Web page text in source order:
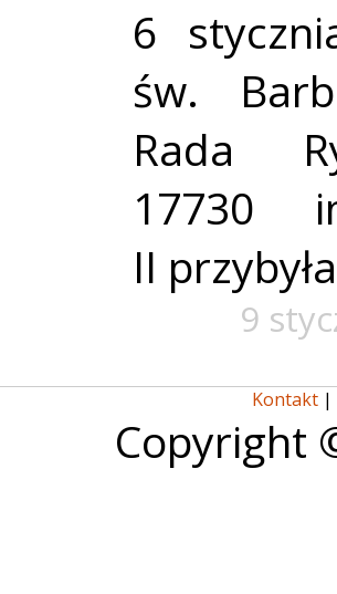
6
św.
Rada
17730
II
9
Kontakt |
Copyright